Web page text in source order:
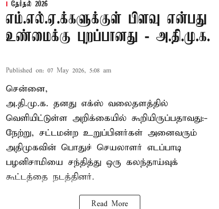
தேர்தல் 2026
எம்.எல்.ஏ.க்களுக்குள் பிளவு என்பது
உண்மைக்கு புறப்பானது - அ.தி.மு.க.
Published on: 07 May 2026, 5:08 am
சென்னை,
அ.தி.மு.க. தனது எக்ஸ் வலைதளத்தில்
வெளியிட்டுள்ள அறிக்கையில் கூறியிருப்பதாவது:-
நேற்று, சட்டமன்ற உறுப்பினர்கள் அனைவரும்
அதிமுகவின் பொதுச் செயலாளர் எடப்பாடி
பழனிசாமியை சந்தித்து ஒரு கலந்தாய்வுக்
கூட்டத்தை நடத்தினர்.
Read More